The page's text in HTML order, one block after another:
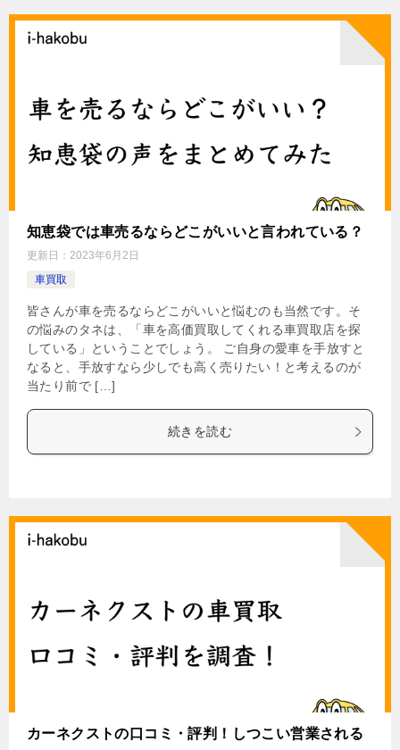
知恵袋では車売るならどこがいいと言われている？
更新日： 2023年6月2日
車買取
皆さんが車を売るならどこがいいと悩むのも当然です。そ
の悩みのタネは、「車を高価買取してくれる車買取店を探
している」ということでしょう。 ご自身の愛車を手放すと
なると、手放すなら少しでも高く売りたい！と考えるのが
当たり前で […]
続きを読む
カーネクストの口コミ・評判！しつこい営業される